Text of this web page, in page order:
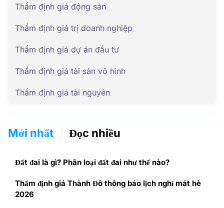
Thẩm định giá động sản
Thẩm định giá trị doanh nghiệp
Thẩm định giá dự án đầu tư
Thẩm định giá tài sản vô hình
Thẩm định giá tài nguyên
Mới nhất Đọc nhiều
Đất đai là gì? Phân loại đất đai như thế nào?
Thẩm định giá Thành Đô thông báo lịch nghỉ mát hè
2026